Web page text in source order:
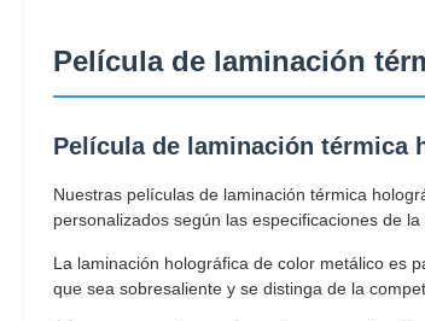
Película de laminación
Película de laminación térmica
Nuestras películas de laminación térmica
personalizados según las especificaciones de la
La laminación holográfica de color metálico es
que sea sobresaliente y se distinga de la